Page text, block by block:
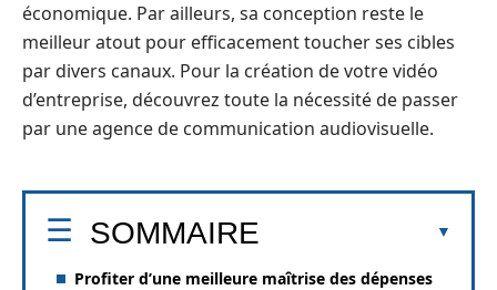
économique. Par ailleurs, sa conception reste le
meilleur atout pour efficacement toucher ses cibles
par divers canaux. Pour la création de votre vidéo
d’entreprise, découvrez toute la nécessité de passer
par une agence de communication audiovisuelle.
SOMMAIRE
Profiter d’une meilleure maîtrise des dépenses